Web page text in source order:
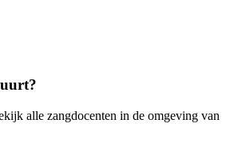
alle zangdocenten in de omgeving van